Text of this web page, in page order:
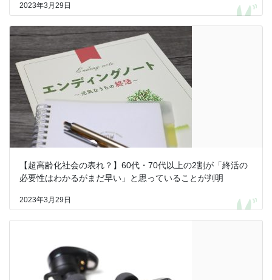
2023年3月29日
【超高齢化社会の表れ？】60代・70代以上の2割が「終活の
必要性はわかるがまだ早い」と思っていることが判明
2023年3月29日